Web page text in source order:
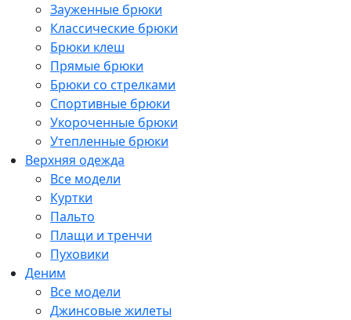
Зауженные брюки
Классические брюки
Брюки клеш
Прямые брюки
Брюки со стрелками
Спортивные брюки
Укороченные брюки
Утепленные брюки
Верхняя одежда
Все модели
Куртки
Пальто
Плащи и тренчи
Пуховики
Деним
Все модели
Джинсовые жилеты